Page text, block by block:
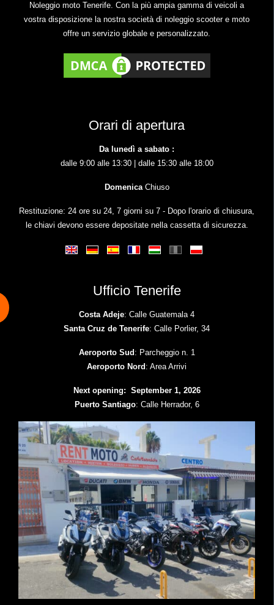
Noleggio moto Tenerife. Con la più ampia gamma di veicoli a
vostra disposizione la nostra società di noleggio scooter e moto
offre un servizio globale e personalizzato.
Orari di apertura
Da lunedì a sabato :
dalle 9:00 alle 13:30 | dalle 15:30 alle 18:00
Domenica Chiuso
Restituzione: 24 ore su 24, 7 giorni su 7 - Dopo l'orario di chiusura,
le chiavi devono essere depositate nella cassetta di sicurezza.
Ufficio Tenerife
Costa Adeje: Calle Guatemala 4
Santa Cruz de Tenerife: Calle Porlier, 34
Aeroporto Sud : Parcheggio n. 1
Aeroporto Nord : Area Arrivi
Next opening: September 1, 2026
Puerto Santiago: Calle Herrador, 6